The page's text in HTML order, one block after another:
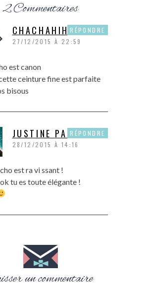
2 Commentaires
CHACHAHIHI
27/12/2015 À 22:59
est canon
ceinture fine est parfaite
bisous
RÉPONDRE
JUSTINE PAPER
28/12/2015 À 14:16
est ra vi ssant !
tu es toute élégante !
RÉPONDRE
un commentaire